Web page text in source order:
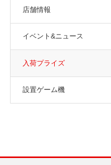
店舗情報
イベント&ニュース
入荷プライズ
設置ゲーム機